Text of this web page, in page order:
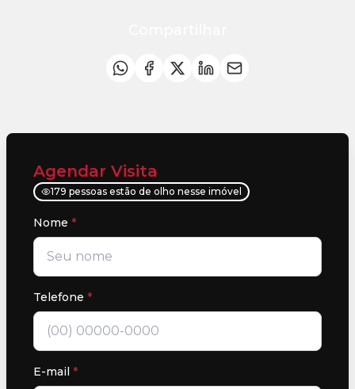
Agendar Visita
179 pessoas estão de olho nesse imóvel
Nome *
Telefone *
E-mail *